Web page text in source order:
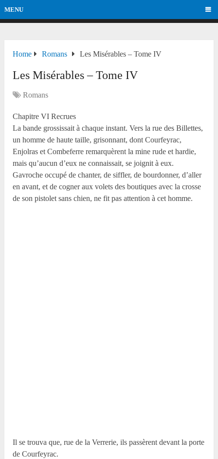
MENU
Home Romans Les Misérables – Tome IV
Les Misérables – Tome IV
Romans
Chapitre VI Recrues
La bande grossissait à chaque instant. Vers la rue des Billettes,
un homme de haute taille, grisonnant, dont Courfeyrac,
Enjolras et Combeferre remarquèrent la mine rude et hardie,
mais qu’aucun d’eux ne connaissait, se joignit à eux.
Gavroche occupé de chanter, de siffler, de bourdonner, d’aller
en avant, et de cogner aux volets des boutiques avec la crosse
de son pistolet sans chien, ne fit pas attention à cet homme.
Il se trouva que, rue de la Verrerie, ils passèrent devant la porte
de Courfeyrac.